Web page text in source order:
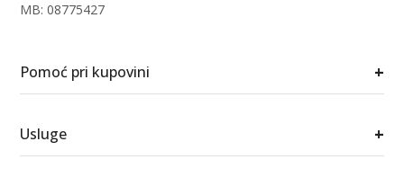
MB: 08775427
Pomoć pri kupovini +
Usluge +